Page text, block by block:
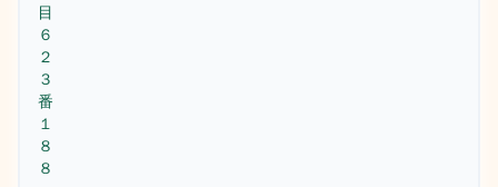
目
６
２
３
番
１
８
８